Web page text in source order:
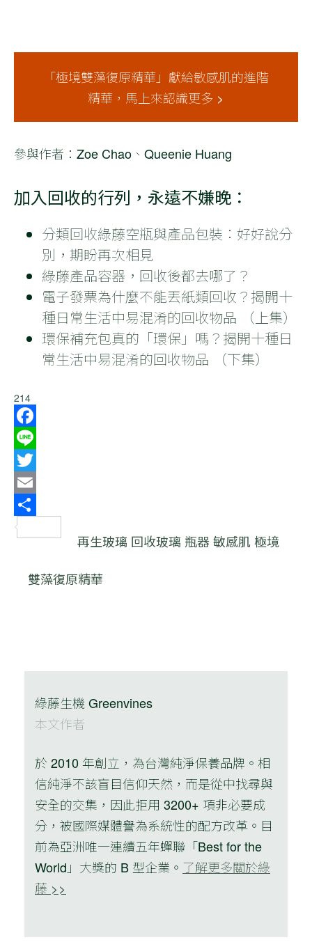
「極境雙藻復原精華」獻給敏感肌的進階
精華，馬上來認識更多 >
參與作者：Zoe Chao、Queenie Huang
加入回收的行列，永遠不嫌晚：
分類回收綠藤空瓶與產品包裝：好好說分
別，期盼再次相見
綠藤產品容器，回收後都去哪了？
電子發票為什麼不能丟紙類回收？揭開十
種日常生活中易混淆的回收物品 （上集）
環保補充包真的「環保」嗎？揭開十種日
常生活中易混淆的回收物品 （下集）
214
Facebook
Line
Twitter
Email
再生玻璃 回收玻璃 瓶器 敏感肌 極境
雙藻復原精華
綠藤生機 Greenvines
本文作者
於 2010 年創立，為台灣純淨保養品牌。相
信純淨不該盲目信仰天然，而是從中找尋與
安全的交集，因此拒用 3200+ 項非必要成
分，被國際媒體譽為系統性的配方改革。目
前為亞洲唯一連續五年蟬聯「Best for the
World」大獎的 B 型企業。 了解更多關於綠
藤 >>